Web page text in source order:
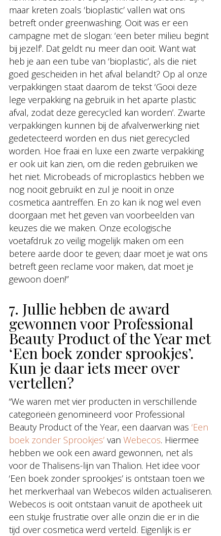
maar kreten zoals ‘bioplastic’ vallen wat ons
betreft onder greenwashing. Ooit was er een
campagne met de slogan: ‘een beter milieu begint
bij jezelf’. Dat geldt nu meer dan ooit. Want wat
heb je aan een tube van ‘bioplastic’, als die niet
goed gescheiden in het afval belandt? Op al onze
verpakkingen staat daarom de tekst ‘Gooi deze
lege verpakking na gebruik in het aparte plastic
afval, zodat deze gerecycled kan worden’. Zwarte
verpakkingen kunnen bij de afvalverwerking niet
gedetecteerd worden en dus niet gerecycled
worden. Hoe fraai en luxe een zwarte verpakking
er ook uit kan zien, om die reden gebruiken we
het niet. Microbeads of microplastics hebben we
nog nooit gebruikt en zul je nooit in onze
cosmetica aantreffen. En zo kan ik nog wel even
doorgaan met het geven van voorbeelden van
keuzes die we maken. Onze ecologische
voetafdruk zo veilig mogelijk maken om een
betere aarde door te geven; daar moet je wat ons
betreft geen reclame voor maken, dat moet je
gewoon doen!”
7. Jullie hebben de award
gewonnen voor Professional
Beauty Product of the Year met
‘Een boek zonder sprookjes’.
Kun je daar iets meer over
vertellen?
“We waren met vier producten in verschillende
categorieën genomineerd voor Professional
Beauty Product of the Year, een daarvan was ‘Een
boek zonder Sprookjes’ van Webecos. Hiermee
hebben we ook een award gewonnen, net als
voor de Thalisens-lijn van Thalion. Het idee voor
‘Een boek zonder sprookjes’ is ontstaan toen we
het merkverhaal van Webecos wilden actualiseren.
Webecos is ooit ontstaan vanuit de apotheek uit
een stukje frustratie over alle onzin die er in die
tijd over cosmetica werd verteld. Eigenlijk is er